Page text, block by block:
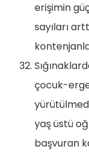
erişimin
sayıları
çocuk-
yaş üstü
başvuran